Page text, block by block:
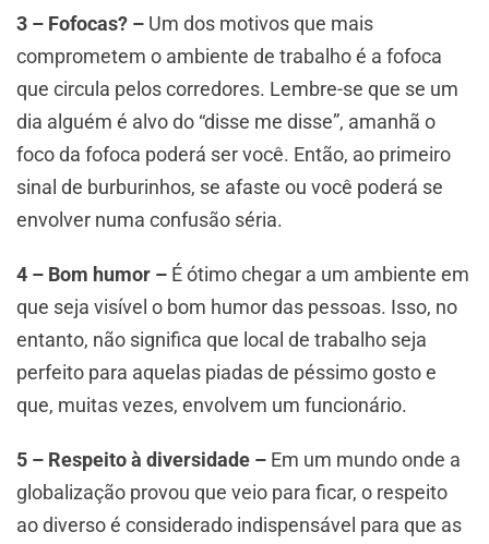
3 – Fofocas? – Um dos motivos que mais
comprometem o ambiente de trabalho é a fofoca
que circula pelos corredores. Lembre-se que se um
dia alguém é alvo do “disse me disse”, amanhã o
foco da fofoca poderá ser você. Então, ao primeiro
sinal de burburinhos, se afaste ou você poderá se
envolver numa confusão séria.
4 – Bom humor – É ótimo chegar a um ambiente em
que seja visível o bom humor das pessoas. Isso, no
entanto, não significa que local de trabalho seja
perfeito para aquelas piadas de péssimo gosto e
que, muitas vezes, envolvem um funcionário.
5 – Respeito à diversidade – Em um mundo onde a
globalização provou que veio para ficar, o respeito
ao diverso é considerado indispensável para que as